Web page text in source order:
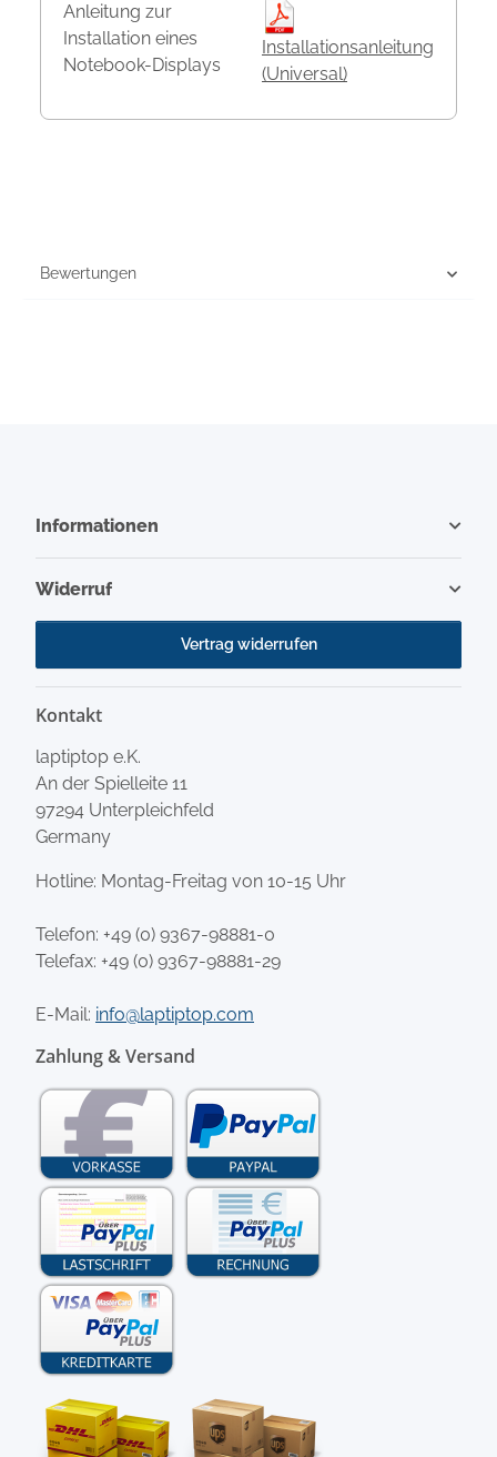
Anleitung zur
Installation eines
Notebook-Displays
Installationsanleitung
(Universal)
Bewertungen
Informationen
Widerruf
Vertrag widerrufen
Kontakt
laptiptop e.K.
An der Spielleite 11
97294 Unterpleichfeld
Germany
Hotline: Montag-Freitag von 10-15 Uhr
Telefon: +49 (0) 9367-98881-0
Telefax: +49 (0) 9367-98881-29
E-Mail: info@laptiptop.com
Zahlung & Versand